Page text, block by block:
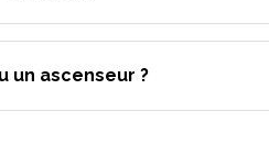
un ascenseur ?